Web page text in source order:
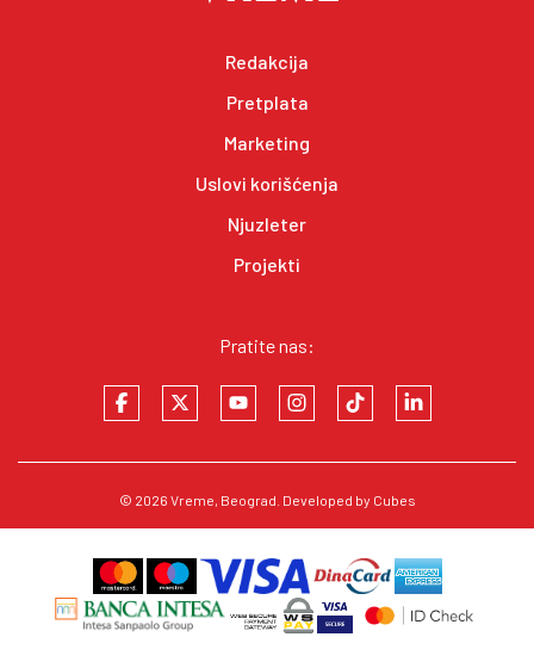
Redakcija
Pretplata
Marketing
Uslovi korišćenja
Njuzleter
Projekti
Pratite nas:
© 2026 Vreme , Beograd. Developed by Cubes